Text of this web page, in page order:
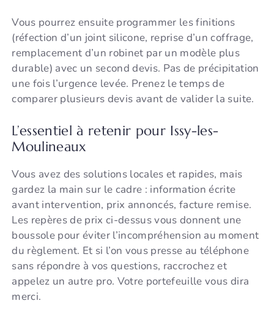
Vous pourrez ensuite programmer les finitions
(réfection d’un joint silicone, reprise d’un coffrage,
remplacement d’un robinet par un modèle plus
durable) avec un second devis. Pas de précipitation
une fois l’urgence levée. Prenez le temps de
comparer plusieurs devis avant de valider la suite.
L’essentiel à retenir pour Issy-les-
Moulineaux
Vous avez des solutions locales et rapides, mais
gardez la main sur le cadre : information écrite
avant intervention, prix annoncés, facture remise.
Les repères de prix ci-dessus vous donnent une
boussole pour éviter l’incompréhension au moment
du règlement. Et si l’on vous presse au téléphone
sans répondre à vos questions, raccrochez et
appelez un autre pro. Votre portefeuille vous dira
merci.